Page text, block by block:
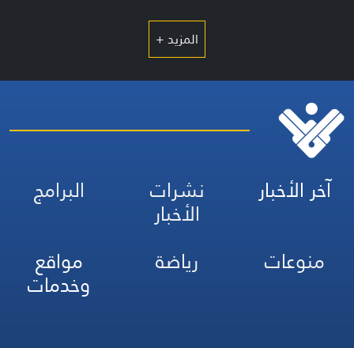
المزيد +
آخر الأخبار نشرات
الأخبار
البرامج
منوعات
رياضة مواقع
وخدمات